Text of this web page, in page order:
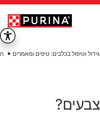
גידול וטיפול בכלבים: טיפים ומאמרים